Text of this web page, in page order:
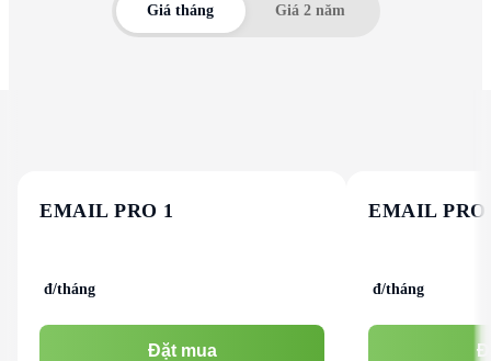
Giá tháng Giá 2 năm
EMAIL PRO 1
đ/tháng
Đặt mua
EMAIL PRO
đ/tháng